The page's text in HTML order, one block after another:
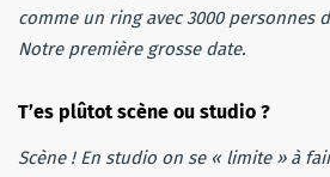
comme un ring avec 3000 personnes
Notre première grosse date.
T’es plûtot scène ou studio ?
Scène ! En studio on se « limite » à